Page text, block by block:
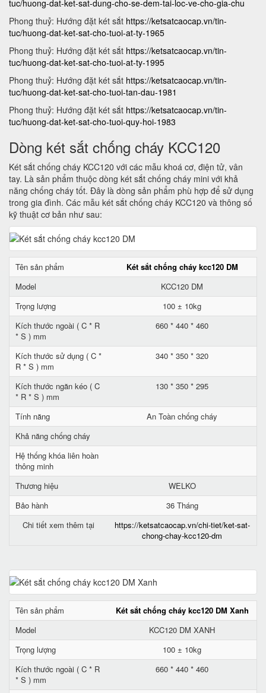
tuc/huong-dat-ket-sat-dung-cho-se-dem-tai-loc-ve-cho-gia-chu
Phong thuỷ: Hướng đặt két sắt https://ketsatcaocap.vn/tin-
tuc/huong-dat-ket-sat-cho-tuoi-at-ty-1965
Phong thuỷ: Hướng đặt két sắt https://ketsatcaocap.vn/tin-
tuc/huong-dat-ket-sat-cho-tuoi-at-ty-1995
Phong thuỷ: Hướng đặt két sắt https://ketsatcaocap.vn/tin-
tuc/huong-dat-ket-sat-cho-tuoi-tan-dau-1981
Phong thuỷ: Hướng đặt két sắt https://ketsatcaocap.vn/tin-
tuc/huong-dat-ket-sat-cho-tuoi-quy-hoi-1983
Dòng két sắt chống cháy KCC120
Két sắt chống cháy KCC120 với các mẫu khoá cơ, điện tử, vân
tay. Là sản phẩm thuộc dòng két sắt chống cháy mini với khả
năng chống cháy tốt. Đây là dòng sản phẩm phù hợp để sử dụng
trong gia đình. Các mẫu két sắt chống cháy KCC120 và thông số
kỹ thuật cơ bản như sau:
Tên sản phẩm
Két sắt chống cháy kcc120 DM
Model
KCC120 DM
Trọng lượng
100 ± 10kg
Kích thước ngoài ( C * R
* S ) mm
660 * 440 * 460
Kích thước sử dụng ( C *
R * S ) mm
340 * 350 * 320
Kích thước ngăn kéo ( C
* R * S ) mm
130 * 350 * 295
Tính năng
An Toàn chống cháy
Khả năng chống cháy
Hệ thống khóa liên hoàn
thông minh
Thương hiệu
WELKO
Bảo hành
36 Tháng
Chi tiết xem thêm tại
https://ketsatcaocap.vn/chi-tiet/ket-sat-
chong-chay-kcc120-dm
Tên sản phẩm
Két sắt chống cháy kcc120 DM Xanh
Model
KCC120 DM XANH
Trọng lượng
100 ± 10kg
Kích thước ngoài ( C * R
* S ) mm
660 * 440 * 460